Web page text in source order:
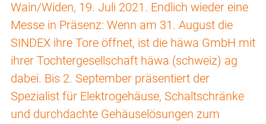
Wain/Widen, 19. Juli 2021. Endlich wieder eine
Messe in Präsenz: Wenn am 31. August die
SINDEX ihre Tore öffnet, ist die häwa GmbH mit
ihrer Tochtergesellschaft häwa (schweiz) ag
dabei. Bis 2. September präsentiert der
Spezialist für Elektrogehäuse, Schaltschränke
und durchdachte Gehäuselösungen zum